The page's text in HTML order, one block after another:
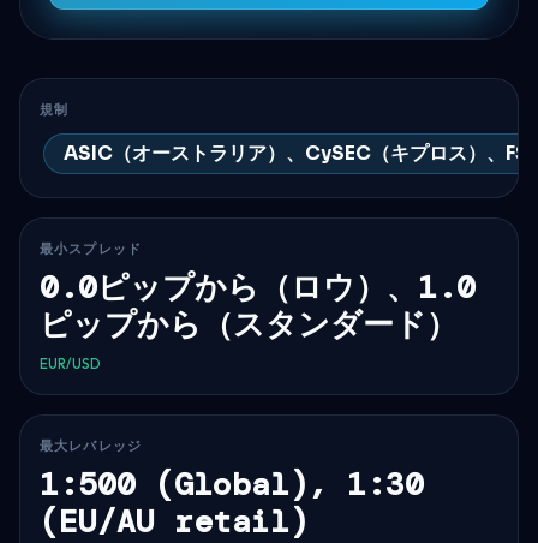
規制
ASIC（オーストラリア）、CySEC（キプロス）、
最小スプレッド
0.0ピップから（ロウ）、1.0
ピップから（スタンダード）
EUR/USD
最大レバレッジ
1:500 (Global), 1:30
(EU/AU retail)